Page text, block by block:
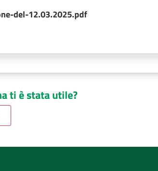
del-12.03.2025.pdf
ti è stata utile?